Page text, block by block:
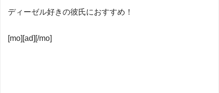
ディーゼル好きの彼氏におすすめ！
[mo][ad][/mo]